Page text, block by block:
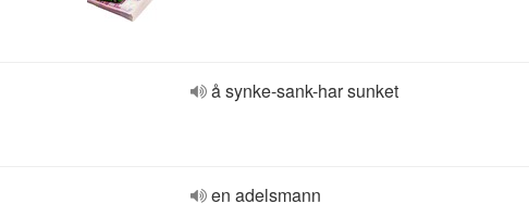
å synke-sank-har sunket
en adelsmann